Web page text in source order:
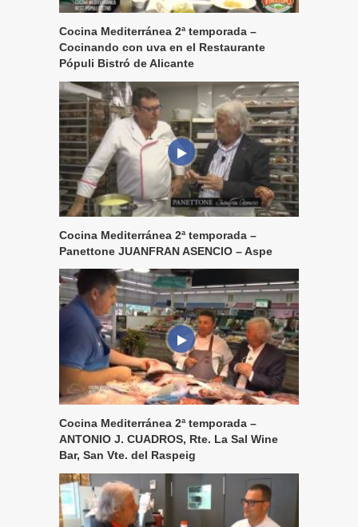
Cocina Mediterránea 2ª temporada –
Cocinando con uva en el Restaurante
Pópuli Bistró de Alicante
Cocina Mediterránea 2ª temporada –
Panettone JUANFRAN ASENCIO – Aspe
Cocina Mediterránea 2ª temporada –
ANTONIO J. CUADROS, Rte. La Sal Wine
Bar, San Vte. del Raspeig